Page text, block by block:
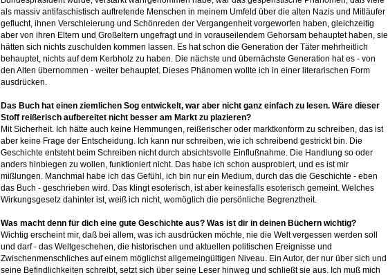
als massiv antifaschistisch auftretende Menschen in meinem Umfeld über die alten Nazis und Mitläufer
geflucht, ihnen Verschleierung und Schönreden der Vergangenheit vorgeworfen haben, gleichzeitig
aber von ihren Eltern und Großeltern ungefragt und in vorauseilendem Gehorsam behauptet haben, sie
hätten sich nichts zuschulden kommen lassen. Es hat schon die Generation der Täter mehrheitlich
behauptet, nichts auf dem Kerbholz zu haben. Die nächste und übernächste Generation hat es - von
den Alten übernommen - weiter behauptet. Dieses Phänomen wollte ich in einer literarischen Form
ausdrücken.
Das Buch hat einen ziemlichen Sog entwickelt, war aber nicht ganz einfach zu lesen. Wäre dieser
Stoff reißerisch aufbereitet nicht besser am Markt zu plazieren?
Mit Sicherheit. Ich hätte auch keine Hemmungen, reißerischer oder marktkonform zu schreiben, das ist
aber keine Frage der Entscheidung. Ich kann nur schreiben, wie ich schreibend gestrickt bin. Die
Geschichte entsteht beim Schreiben nicht durch absichtsvolle Einflußnahme. Die Handlung so oder
anders hinbiegen zu wollen, funktioniert nicht. Das habe ich schon ausprobiert, und es ist mir
mißlungen. Manchmal habe ich das Gefühl, ich bin nur ein Medium, durch das die Geschichte - eben
das Buch - geschrieben wird. Das klingt esoterisch, ist aber keinesfalls esoterisch gemeint. Welches
Wirkungsgesetz dahinter ist, weiß ich nicht, womöglich die persönliche Begrenztheit.
Was macht denn für dich eine gute Geschichte aus? Was ist dir in deinen Büchern wichtig?
Wichtig erscheint mir, daß bei allem, was ich ausdrücken möchte, nie die Welt vergessen werden soll
und darf - das Weltgeschehen, die historischen und aktuellen politischen Ereignisse und
Zwischenmenschliches auf einem möglichst allgemeingültigen Niveau. Ein Autor, der nur über sich und
seine Befindlichkeiten schreibt, setzt sich über seine Leser hinweg und schließt sie aus. Ich muß mich